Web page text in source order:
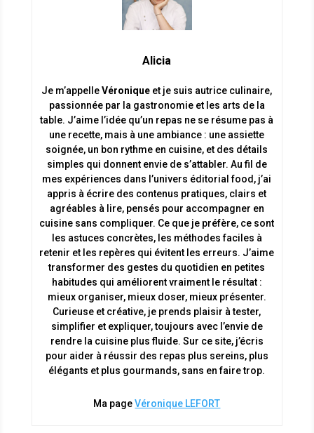
Alicia
Je m’appelleVéronique et je suis autrice culinaire,
passionnée par la gastronomie et les arts de la
table. J’aime l’idée qu’un repas ne se résume pas à
une recette, mais à une ambiance : une assiette
soignée, un bon rythme en cuisine, et des détails
simples qui donnent envie de s’attabler. Au fil de
mes expériences dans l’univers éditorial food, j’ai
appris à écrire des contenus pratiques, clairs et
agréables à lire, pensés pour accompagner en
cuisine sans compliquer. Ce que je préfère, ce sont
les astuces concrètes, les méthodes faciles à
retenir et les repères qui évitent les erreurs. J’aime
transformer des gestes du quotidien en petites
habitudes qui améliorent vraiment le résultat :
mieux organiser, mieux doser, mieux présenter.
Curieuse et créative, je prends plaisir à tester,
simplifier et expliquer, toujours avec l’envie de
rendre la cuisine plus fluide. Sur ce site, j’écris
pour aider à réussir des repas plus sereins, plus
élégants et plus gourmands, sans en faire trop.
Ma pageVéronique LEFORT